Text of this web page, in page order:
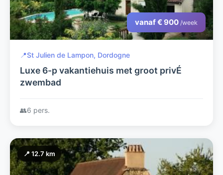
vanaf € 900 /week
📍St Julien de Lampon, Dordogne
Luxe 6-p vakantiehuis met groot privÉ
zwembad
👥6 pers.
📍 12.7 km